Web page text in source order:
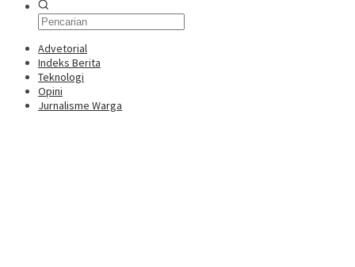
Advetorial
Indeks Berita
Teknologi
Opini
Jurnalisme Warga